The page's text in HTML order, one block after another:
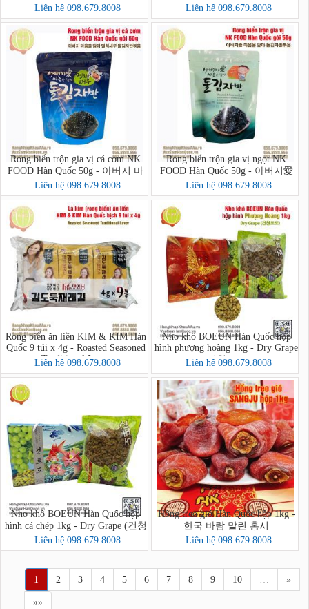
음을 담아 아마씨유 돌김자반
Liên hệ 098.679.8008
을 담아 돌김자반
Liên hệ 098.679.8008
Rong biển trộn gia vị cá cơm NK
FOOD Hàn Quốc 50g - 아버지 마
음을 담아 멸치새우 돌김자반볶음
Liên hệ 098.679.8008
Rong biển trộn gia vị ngọt NK
FOOD Hàn Quốc 50g - 아버지愛
마음을 담아 돌김자반볶음
Liên hệ 098.679.8008
Rong biển ăn liền KIM & KIM Hàn
Quốc 9 túi x 4g - Roasted Seasoned
Traditional Laver
Liên hệ 098.679.8008
Nho khô BOEUN Hàn Quốc hộp
hình phượng hoàng 1kg - Dry Grape
(건청포도)
Liên hệ 098.679.8008
Nho khô BOEUN Hàn Quốc hộp
hình cá chép 1kg - Dry Grape (건청
포도)
Liên hệ 098.679.8008
Hồng treo gió Hàn Quốc hộp 1kg -
한국 바람 말린 홍시
Liên hệ 098.679.8008
1 2 3 4 5 6 7 8 9 10 … »
»»